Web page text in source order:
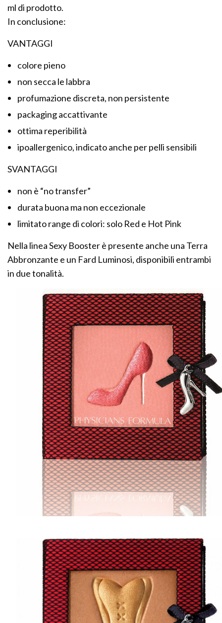
ml di prodotto.
In conclusione:
VANTAGGI
colore pieno
non secca le labbra
profumazione discreta, non persistente
packaging accattivante
ottima reperibilità
ipoallergenico, indicato anche per pelli sensibili
SVANTAGGI
non è “no transfer”
durata buona ma non eccezionale
limitato range di colori: solo Red e Hot Pink
Nella linea Sexy Booster è presente anche una Terra
Abbronzante e un Fard Luminosi, disponibili entrambi
in due tonalità.